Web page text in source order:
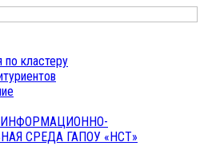
по кластеру
СРЕДА ГАПОУ «НСТ»